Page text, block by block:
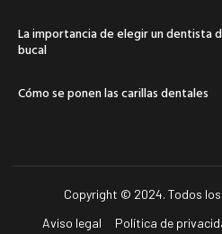
La importancia de elegir un dentista
bucal
Cómo se ponen las carillas dentales
Copyright © 2024. Todos
Aviso legal
Política de